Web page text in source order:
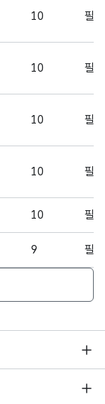
10 필
10 필
10 필
10 필
10 필
9 필